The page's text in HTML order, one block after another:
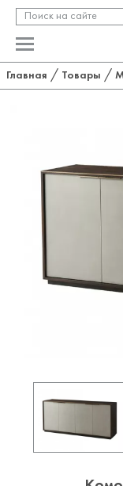
Главная / Товары /